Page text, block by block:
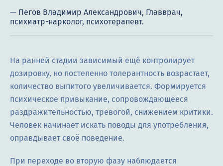
На ранней стадии зависимый ещё контролирует
дозировку, но постепенно толерантность возрастает,
количество выпитого увеличивается. Формируется
психическое привыкание, сопровождающееся
раздражительностью, тревогой, снижением критики.
Человек начинает искать поводы для употребления,
оправдывает своё поведение.
При переходе во вторую фазу наблюдается